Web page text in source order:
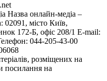
Назва онлайн-медіа –
02091, місто Київ,
172-Б, офіс 208/1 E-mail:
044-205-43-00
розміщених на
посилання на